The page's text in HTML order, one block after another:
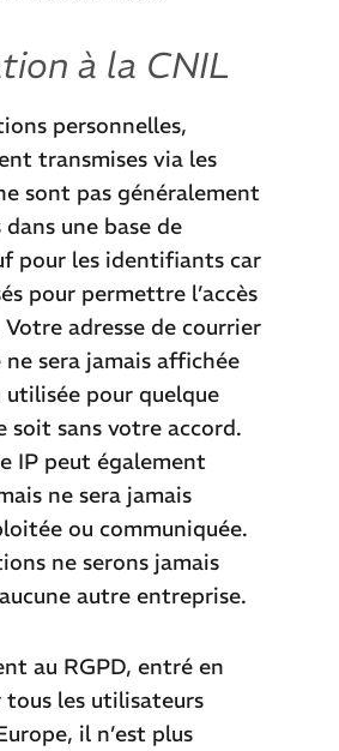
à la CNIL
personnelles,
transmises via les
sont pas généralement
dans une base de
pour les identifiants car
pour permettre l’accès
Votre adresse de courrier
sera jamais affichée
utilisée pour quelque
soit sans votre accord.
IP peut également
ne sera jamais
ou communiquée.
ne serons jamais
autre entreprise.
au RGPD, entré en
les utilisateurs
il n’est plus